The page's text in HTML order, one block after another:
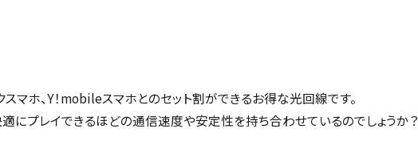
スマホ、Y！mobileスマホとのセット割ができるお得な光回線です。
適にプレイできるほどの通信速度や安定性を持ち合わせているのでしょうか？